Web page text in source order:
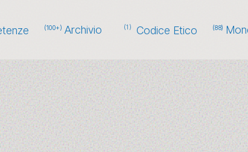
(100+) Archivio (1) Codice Etico (88)